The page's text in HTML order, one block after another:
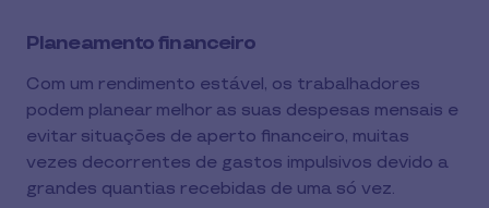
Planeamento financeiro
Com um rendimento estável, os trabalhadores
podem planear melhor as suas despesas mensais e
evitar situações de aperto financeiro, muitas
vezes decorrentes de gastos impulsivos devido a
grandes quantias recebidas de uma só vez.